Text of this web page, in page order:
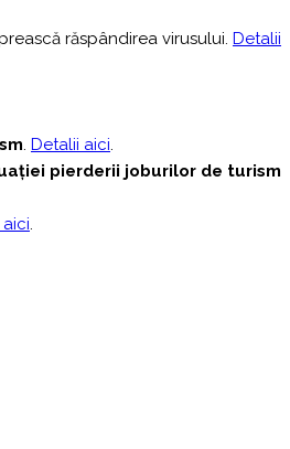
răspândirea virusului.Detalii
. Detalii aici.
pierderii joburilor de turism
.